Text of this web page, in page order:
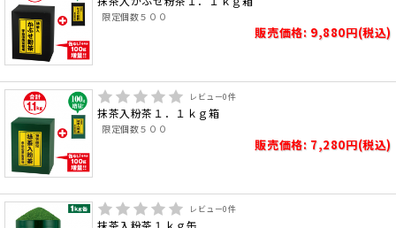
限定個数５００
販売価格: 9,880円(税込)
レビュー0件
抹茶入粉茶１．１ｋｇ箱
限定個数５００
販売価格: 7,280円(税込)
レビュー0件
抹茶入粉茶１ｋｇ缶